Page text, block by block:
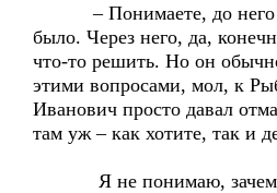
– Понимаете, до него
было. Через него, да,
что-то решить. Но он
этими вопросами, мол, к
Иванович просто давал
там уж – как хотите, так и
Я не понимаю, зачем